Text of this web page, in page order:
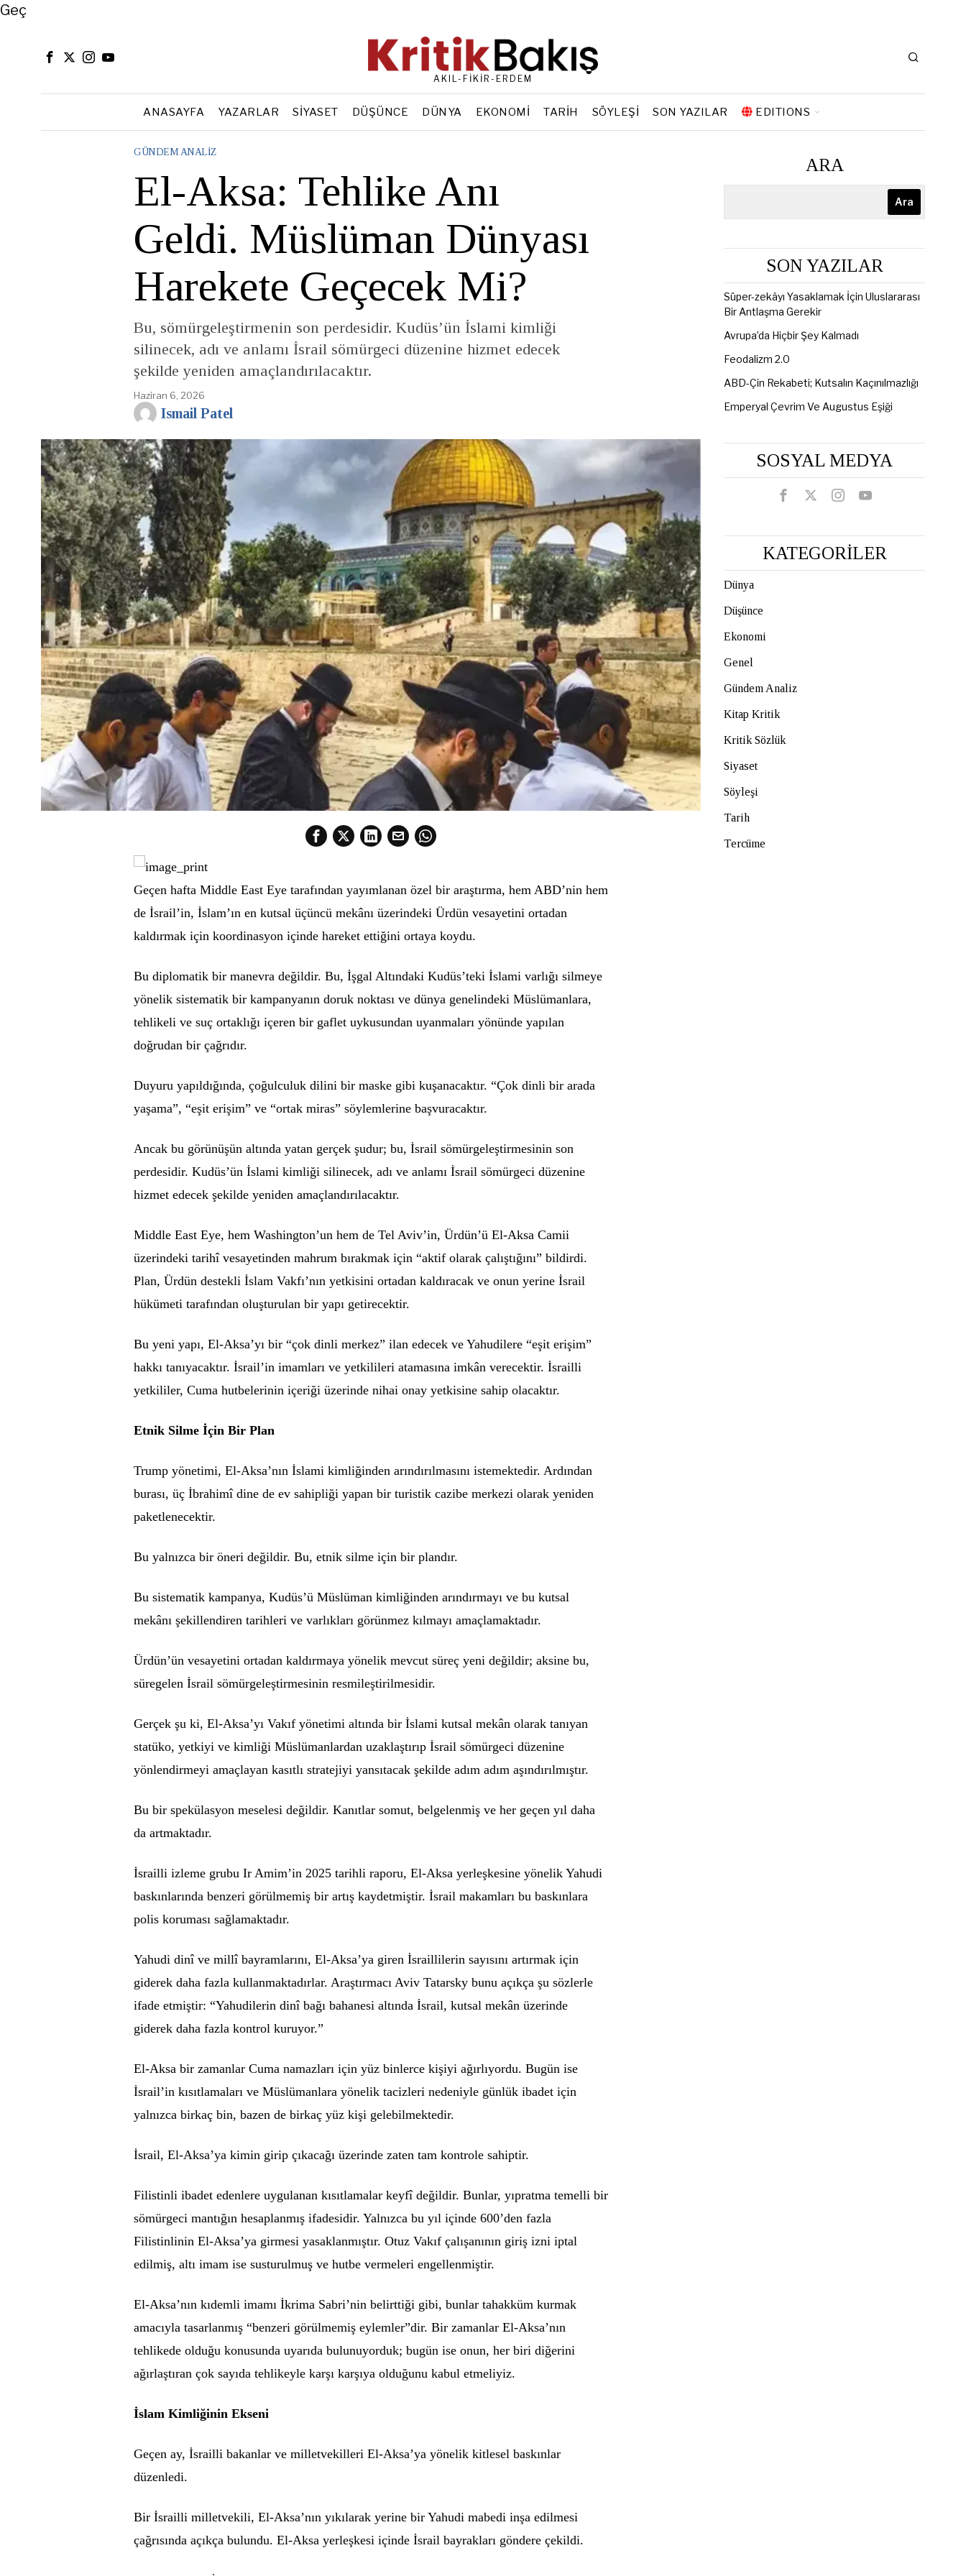
Close
Geç
AKIL-FİKİR-ERDEM
ANASAYFA YAZARLAR SIYASET DÜŞÜNCE DÜNYA EKONOMI TARIH SÖYLEŞI SON YAZILAR EDITIONS
GÜNDEM ANALIZ
El-Aksa: Tehlike Anı
Geldi. Müslüman Dünyası
Harekete Geçecek Mi?
Bu, sömürgeleştirmenin son perdesidir. Kudüs’ün İslami kimliği
silinecek, adı ve anlamı İsrail sömürgeci düzenine hizmet edecek
şekilde yeniden amaçlandırılacaktır.
Haziran 6, 2026
Ismail Patel
Geçen hafta Middle East Eye tarafından yayımlanan özel bir araştırma, hem ABD’nin hem
de İsrail’in, İslam’ın en kutsal üçüncü mekânı üzerindeki Ürdün vesayetini ortadan
kaldırmak için koordinasyon içinde hareket ettiğini ortaya koydu.
Bu diplomatik bir manevra değildir. Bu, İşgal Altındaki Kudüs’teki İslami varlığı silmeye
yönelik sistematik bir kampanyanın doruk noktası ve dünya genelindeki Müslümanlara,
tehlikeli ve suç ortaklığı içeren bir gaflet uykusundan uyanmaları yönünde yapılan
doğrudan bir çağrıdır.
Duyuru yapıldığında, çoğulculuk dilini bir maske gibi kuşanacaktır. “Çok dinli bir arada
yaşama”, “eşit erişim” ve “ortak miras” söylemlerine başvuracaktır.
Ancak bu görünüşün altında yatan gerçek şudur; bu, İsrail sömürgeleştirmesinin son
perdesidir. Kudüs’ün İslami kimliği silinecek, adı ve anlamı İsrail sömürgeci düzenine
hizmet edecek şekilde yeniden amaçlandırılacaktır.
Middle East Eye, hem Washington’un hem de Tel Aviv’in, Ürdün’ü El-Aksa Camii
üzerindeki tarihî vesayetinden mahrum bırakmak için “aktif olarak çalıştığını” bildirdi.
Plan, Ürdün destekli İslam Vakfı’nın yetkisini ortadan kaldıracak ve onun yerine İsrail
hükümeti tarafından oluşturulan bir yapı getirecektir.
Bu yeni yapı, El-Aksa’yı bir “çok dinli merkez” ilan edecek ve Yahudilere “eşit erişim”
hakkı tanıyacaktır. İsrail’in imamları ve yetkilileri atamasına imkân verecektir. İsrailli
yetkililer, Cuma hutbelerinin içeriği üzerinde nihai onay yetkisine sahip olacaktır.
Etnik Silme İçin Bir Plan
Trump yönetimi, El-Aksa’nın İslami kimliğinden arındırılmasını istemektedir. Ardından
burası, üç İbrahimî dine de ev sahipliği yapan bir turistik cazibe merkezi olarak yeniden
paketlenecektir.
Bu yalnızca bir öneri değildir. Bu, etnik silme için bir plandır.
Bu sistematik kampanya, Kudüs’ü Müslüman kimliğinden arındırmayı ve bu kutsal
mekânı şekillendiren tarihleri ve varlıkları görünmez kılmayı amaçlamaktadır.
Ürdün’ün vesayetini ortadan kaldırmaya yönelik mevcut süreç yeni değildir; aksine bu,
süregelen İsrail sömürgeleştirmesinin resmileştirilmesidir.
Gerçek şu ki, El-Aksa’yı Vakıf yönetimi altında bir İslami kutsal mekân olarak tanıyan
statüko, yetkiyi ve kimliği Müslümanlardan uzaklaştırıp İsrail sömürgeci düzenine
yönlendirmeyi amaçlayan kasıtlı stratejiyi yansıtacak şekilde adım adım aşındırılmıştır.
Bu bir spekülasyon meselesi değildir. Kanıtlar somut, belgelenmiş ve her geçen yıl daha
da artmaktadır.
İsrailli izleme grubu Ir Amim’in 2025 tarihli raporu, El-Aksa yerleşkesine yönelik Yahudi
baskınlarında benzeri görülmemiş bir artış kaydetmiştir. İsrail makamları bu baskınlara
polis koruması sağlamaktadır.
Yahudi dinî ve millî bayramlarını, El-Aksa’ya giren İsraillilerin sayısını artırmak için
giderek daha fazla kullanmaktadırlar. Araştırmacı Aviv Tatarsky bunu açıkça şu sözlerle
ifade etmiştir: “Yahudilerin dinî bağı bahanesi altında İsrail, kutsal mekân üzerinde
giderek daha fazla kontrol kuruyor.”
El-Aksa bir zamanlar Cuma namazları için yüz binlerce kişiyi ağırlıyordu. Bugün ise
İsrail’in kısıtlamaları ve Müslümanlara yönelik tacizleri nedeniyle günlük ibadet için
yalnızca birkaç bin, bazen de birkaç yüz kişi gelebilmektedir.
İsrail, El-Aksa’ya kimin girip çıkacağı üzerinde zaten tam kontrole sahiptir.
Filistinli ibadet edenlere uygulanan kısıtlamalar keyfî değildir. Bunlar, yıpratma temelli bir
sömürgeci mantığın hesaplanmış ifadesidir. Yalnızca bu yıl içinde 600’den fazla
Filistinlinin El-Aksa’ya girmesi yasaklanmıştır. Otuz Vakıf çalışanının giriş izni iptal
edilmiş, altı imam ise susturulmuş ve hutbe vermeleri engellenmiştir.
El-Aksa’nın kıdemli imamı İkrima Sabri’nin belirttiği gibi, bunlar tahakküm kurmak
amacıyla tasarlanmış “benzeri görülmemiş eylemler”dir. Bir zamanlar El-Aksa’nın
tehlikede olduğu konusunda uyarıda bulunuyorduk; bugün ise onun, her biri diğerini
ağırlaştıran çok sayıda tehlikeyle karşı karşıya olduğunu kabul etmeliyiz.
İslam Kimliğinin Ekseni
Geçen ay, İsrailli bakanlar ve milletvekilleri El-Aksa’ya yönelik kitlesel baskınlar
düzenledi.
Bir İsrailli milletvekili, El-Aksa’nın yıkılarak yerine bir Yahudi mabedi inşa edilmesi
çağrısında açıkça bulundu. El-Aksa yerleşkesi içinde İsrail bayrakları göndere çekildi.
ARA
Ara
SON YAZILAR
Süper-zekâyı Yasaklamak İçin Uluslararası
Bir Antlaşma Gerekir
Avrupa’da Hiçbir Şey Kalmadı
Feodalizm 2.0
ABD-Çin Rekabeti; Kutsalın Kaçınılmazlığı
Emperyal Çevrim Ve Augustus Eşiği
SOSYAL MEDYA
KATEGORİLER
Dünya
Düşünce
Ekonomi
Genel
Gündem Analiz
Kitap Kritik
Kritik Sözlük
Siyaset
Söyleşi
Tarih
Tercüme